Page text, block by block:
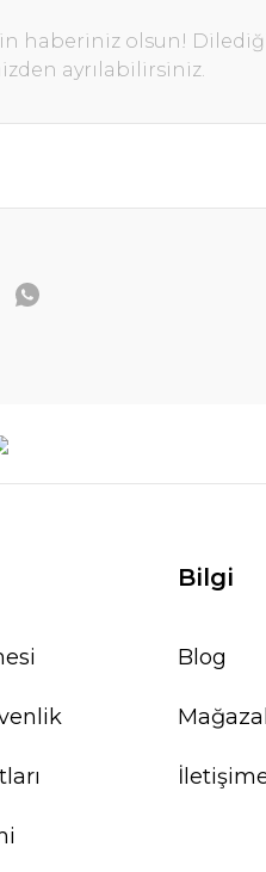
haberiniz olsun!
ayrılabilirsiniz.
Bilgi
Blog